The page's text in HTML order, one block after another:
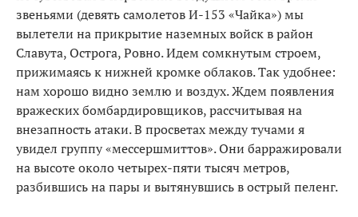
звеньями (девять самолетов И-153 «Чайка») мы
вылетели на прикрытие наземных войск в район
Славута, Острога, Ровно. Идем сомкнутым строем,
прижимаясь к нижней кромке облаков. Так удобнее:
нам хорошо видно землю и воздух. Ждем появления
вражеских бомбардировщиков, рассчитывая на
внезапность атаки. В просветах между тучами я
увидел группу «мессершмиттов». Они барражировали
на высоте около четырех-пяти тысяч метров,
разбившись на пары и вытянувшись в острый пеленг.